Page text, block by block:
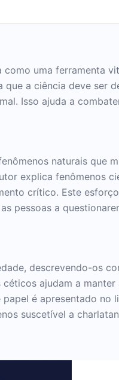
uma ferramenta
a ciência deve ser
Isso ajuda a
naturais que
explica fenômenos
crítico. Este
pessoas a
descrevendo-os
ajudam a
é apresentado
suscetível a